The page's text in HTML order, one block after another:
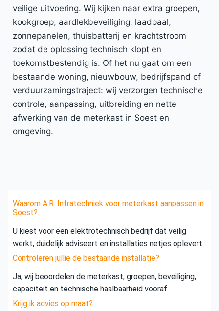
veilige uitvoering. Wij kijken naar extra groepen,
kookgroep, aardlekbeveiliging, laadpaal,
zonnepanelen, thuisbatterij en krachtstroom
zodat de oplossing technisch klopt en
toekomstbestendig is. Of het nu gaat om een
bestaande woning, nieuwbouw, bedrijfspand of
verduurzamingstraject: wij verzorgen technische
controle, aanpassing, uitbreiding en nette
afwerking van de meterkast in Soest en
omgeving.
Waarom A.R. Infratechniek voor meterkast aanpassen in
Soest?
U kiest voor een elektrotechnisch bedrijf dat veilig
werkt, duidelijk adviseert en installaties netjes oplevert.
Controleren jullie de bestaande installatie?
Ja, wij beoordelen de meterkast, groepen, beveiliging,
capaciteit en technische haalbaarheid vooraf.
Krijg ik advies op maat?